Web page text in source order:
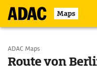
Maps
Start wählen
ADAC Maps
Route von